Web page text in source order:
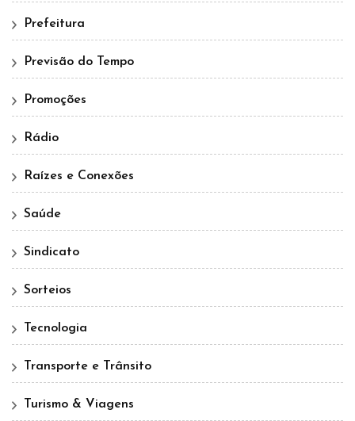
Prefeitura
Previsão do Tempo
Promoções
Rádio
Raízes e Conexões
Saúde
Sindicato
Sorteios
Tecnologia
Transporte e Trânsito
Turismo & Viagens